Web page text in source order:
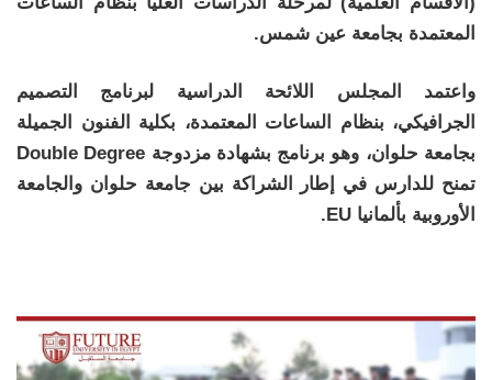
المعتمدة بجامعة عين شمس.
واعتمد المجلس اللائحة الدراسية لبرنامج التصميم
الجرافيكي، بنظام الساعات المعتمدة، بكلية الفنون الجميلة
بجامعة حلوان، وهو برنامج بشهادة مزدوجة Double Degree
تمنح للدارس في إطار الشراكة بين جامعة حلوان والجامعة
الأوروبية بألمانيا EU.